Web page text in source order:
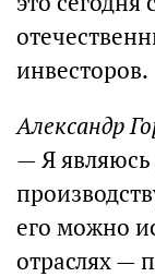
инвесторов.
Александр
— Я являюсь
его можно
отраслях —